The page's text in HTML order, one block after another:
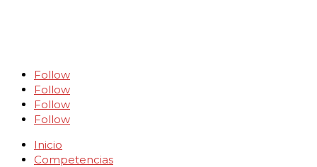
Follow
Follow
Follow
Follow
Inicio
Competencias